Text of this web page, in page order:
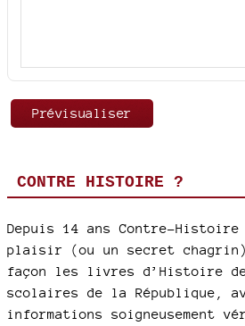
CONTRE HISTOIRE ?
Depuis 14 ans Contre-
plaisir (ou un secret
façon les livres d’Histoire
scolaires de la République,
informations soigneusement